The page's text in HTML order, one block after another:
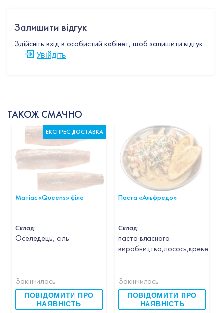
Залишити відгук
Здійсніть вхід в особистий кабінет, щоб залишити відгук
Увійдіть
ТАКОЖ СМАЧНО
Матіас «Queens» філе
Склад:
Оселедець, сіль
Закінчилось
ПОВІДОМИТИ ПРО
НАЯВНІСТЬ
ЕКСПРЕС ДОСТАВКА
Паста «Альфредо»
Склад:
паста власного
Закінчилось
ПОВІДОМИТИ ПРО
НАЯВНІСТЬ